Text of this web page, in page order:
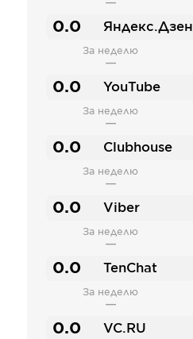
—
0.0 Яндекс.Дзен
За неделю
—
0.0 YouTube
За неделю
—
0.0 Clubhouse
За неделю
—
0.0 Viber
За неделю
—
0.0 TenChat
За неделю
—
0.0 VC.RU